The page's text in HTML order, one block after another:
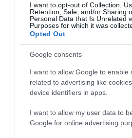
I want to opt-out of Collection,
Retention, Sale, and/or Sharing
Personal Data that Is Unrelated
Purposes for which it was
Opted Out
Google consents
I want to allow Google to enable
related to advertising like
device identifiers in apps.
I want to allow my user data to
Google for online advertising
ajye_+="/";
TOVÁBB...
saját
kiszervezett
|
(function(){